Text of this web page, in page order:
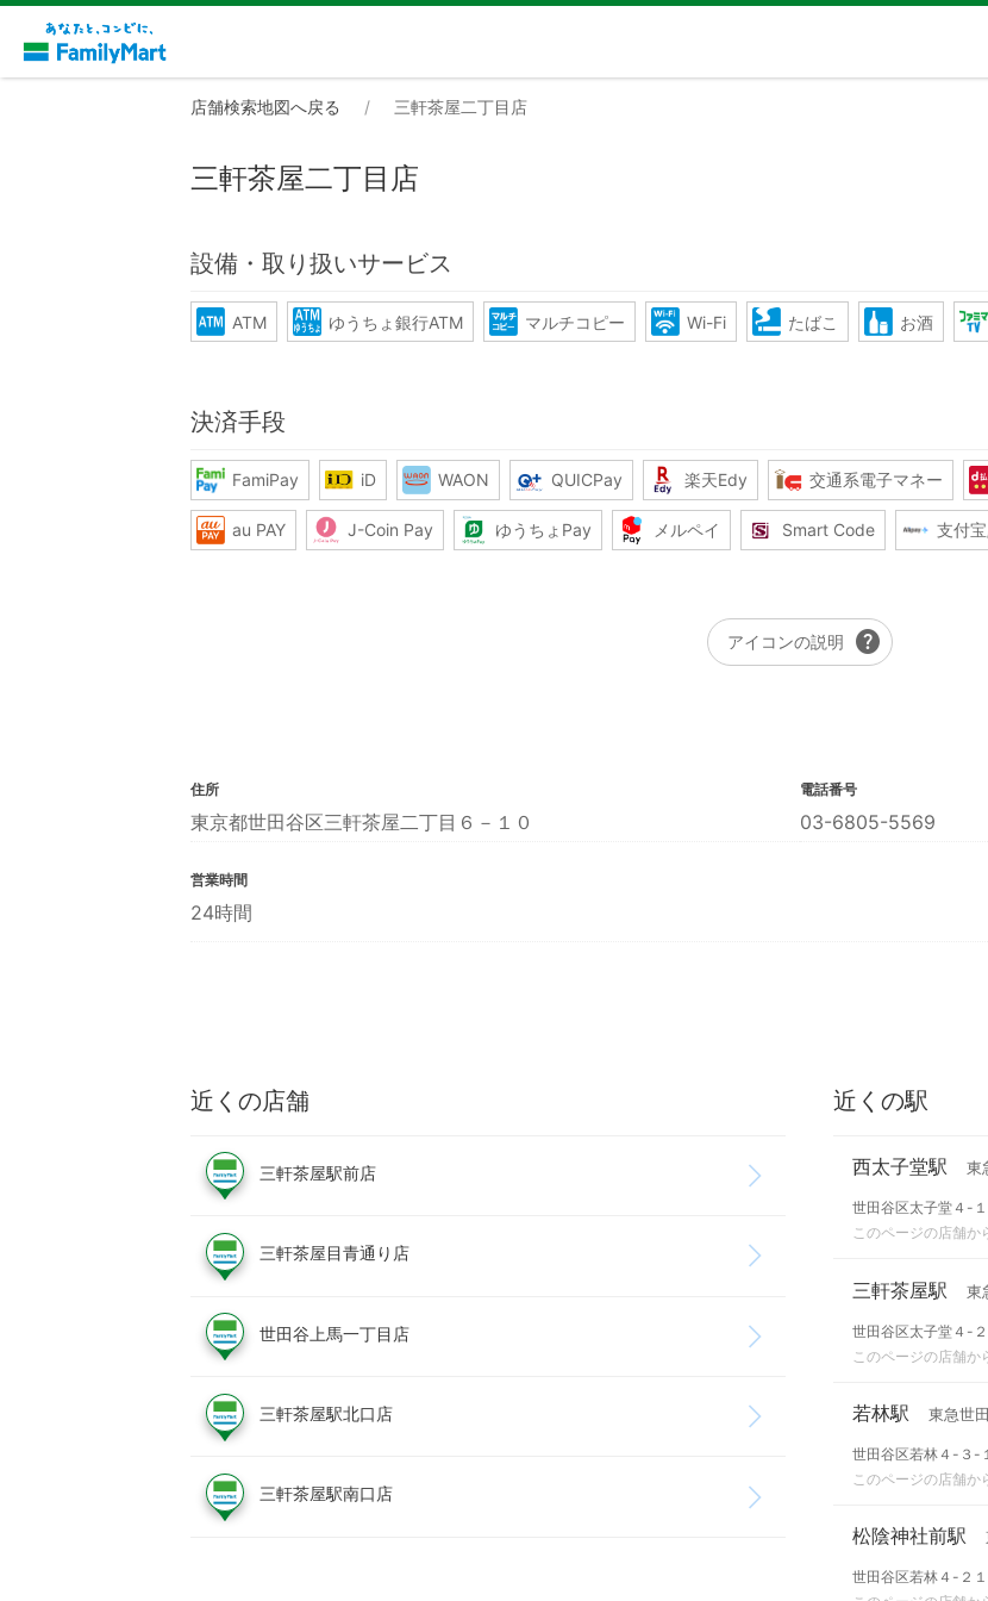
店舗検索地図へ戻る 三軒茶屋二丁目店
三軒茶屋二丁目店
設備・取り扱いサービス
ATM ゆうちょ銀行ATM マルチコピー Wi-Fi たばこ お酒
決済手段
FamiPay iD WAON QUICPay 楽天Edy 交通系電子マネー
au PAY J-Coin Pay ゆうちょPay メルペイ Smart Code 支付
アイコンの説明 help
住所
東京都世田谷区三軒茶屋二丁目６－１０
電話番号
03-6805-5569
営業時間
24時間
近くの店舗
三軒茶屋駅前店
三軒茶屋目青通り店
世田谷上馬一丁目店
三軒茶屋駅北口店
三軒茶屋駅南口店
近くの駅
西太子堂駅 東
世田谷区太子堂４-
このページの店舗か
三軒茶屋駅 東
世田谷区太子堂４-２
このページの店舗か
若林駅 東急世
世田谷区若林４-３-
このページの店舗か
松陰神社前駅
世田谷区若林４-２